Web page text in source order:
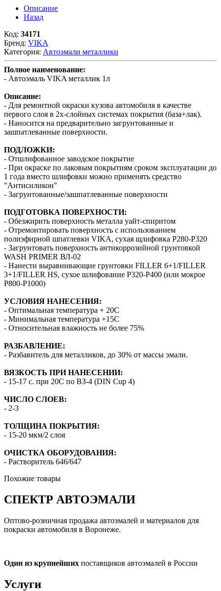
Описание
Назад
Код: 34171
Бренд: VIKA
Категория: Автоэмали металлики
Полное наименование:
- Автоэмаль VIKA металлик 1л
Описание:
- Для ремонтной окраски кузова автомобиля в качестве
первого слоя в 2х-слойных системах покрытия (база+лак).
- Наносится на предварительно загрунтованные и
зашпатлеванные поверхности.
ПОДЛОЖКИ:
- Отшлифованное заводское покрытие
- При окраске по лаковым покрытиям сроком эксплуатации до
1 года вместо шлифовки можно применять средство
"Антисиликон"
- Загрунтованные/зашпатлеванные поверхности
ПОДГОТОВКА ПОВЕРХНОСТИ:
- Обезжирить поверхность металла уайт-спиритом
- Отремонтировать поверхность с использованием
полиэфирной шпатлевки VIKA, сухая щлифовка P280-P320
- Загрунтовать поверхность антикоррозийной грунтовкой
WASH PRIMER ВЛ-02
- Нанести выравнивающие грунтовки FILLER 6+1/FILLER
3+1/FILLER HS, сухое шлифование P320-P400 (или мокрое
Р800-Р1000)
УСЛОВИЯ НАНЕСЕНИЯ:
- Оптимальная температура + 20С
- Минимальная температура +15С
- Относительная влажность не более 75%
РАЗБАВЛЕНИЕ:
- Разбавитель для металликов, до 30% от массы эмали.
ВЯЗКОСТЬ ПРИ НАНЕСЕНИИ:
- 15-17 с. при 20С по ВЗ-4 (DIN Cup 4)
ЧИСЛО СЛОЕВ:
- 2-3
ТОЛЩИНА ПОКРЫТИЯ:
- 15-20 мкм/2 слоя
ОЧИСТКА ОБОРУДОВАНИЯ:
- Растворитель 646/647
Похожие товары
СПЕКТР АВТОЭМАЛИ
Оптово-розничная продажа автоэмалей и материалов для
покраски автомобиля в Воронеже.
Один из крупнейших поставщиков автоэмалей в России
Услуги